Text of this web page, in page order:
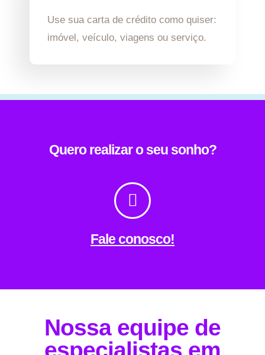
Use sua carta de crédito como quiser:
imóvel, veículo, viagens ou serviço.
Quero realizar o seu sonho?
Fale conosco!
Nossa equipe de